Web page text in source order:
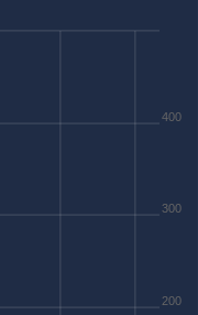
200
300
400